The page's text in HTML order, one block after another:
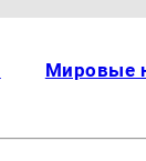
Мировые